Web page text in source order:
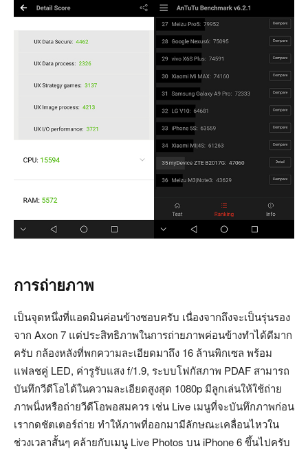
การถ่ายภาพ
เป็นจุดหนึ่งที่แอดมินค่อนข้างชอบครับ เนื่องจากถึงจะเป็นรุ่นรอง
จาก Axon 7 แต่ประสิทธิภาพในการถ่ายภาพค่อนข้างทำได้ดีมาก
ครับ กล้องหลังที่พกความละเอียดมาถึง 16 ล้านพิกเซล พร้อม
แฟลชคู่ LED, ค่ารูรับแสง f/1.9, ระบบโฟกัสภาพ PDAF สามารถ
บันทึกวีดีโอได้ในความละเอียดสูงสุด 1080p มีลูกเล่นให้ใช้ถ่าย
ภาพนิ่งหรือถ่ายวีดีโอพอสมควร เช่น Live เมนูที่จะบันทึกภาพก่อน
เรากดชัตเตอร์ถ่าย ทำให้ภาพที่ออกมามีลักษณะเคลื่อนไหวใน
ช่วงเวลาสั้นๆ คล้ายกับเมนู Live Photos บน iPhone 6 ขึ้นไปครับ